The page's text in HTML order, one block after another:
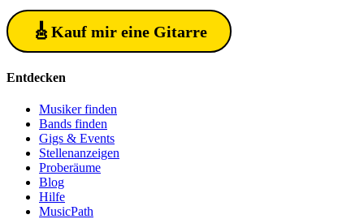
🎸 Kauf mir eine Gitarre
Entdecken
Musiker finden
Bands finden
Gigs & Events
Stellenanzeigen
Proberäume
Blog
Hilfe
MusicPath